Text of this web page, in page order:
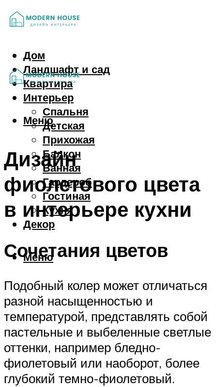
Дом
Ландшафт и сад
Квартира
Интерьер
Спальня
Детская
Прихожая
Балкон
Ванная
Гардероб
Гостиная
Кухня
Декор
Меню
Меню
Дизайн
фиолетового цвета
в интерьере кухни
Сочетания цветов
Подобный колер может отличаться
разной насыщенностью и
температурой, представлять собой
пастельные и выбеленные светлые
оттенки, например бледно-
фиолетовый или наоборот, более
глубокий темно-фиолетовый.